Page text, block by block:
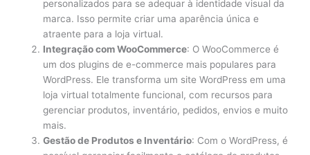
personalizados para se adequar à identidade visual da
marca. Isso permite criar uma aparência única e
atraente para a loja virtual.
Integração com WooCommerce: O WooCommerce é
um dos plugins de e-commerce mais populares para
WordPress. Ele transforma um site WordPress em uma
loja virtual totalmente funcional, com recursos para
gerenciar produtos, inventário, pedidos, envios e muito
mais.
Gestão de Produtos e Inventário: Com o WordPress, é